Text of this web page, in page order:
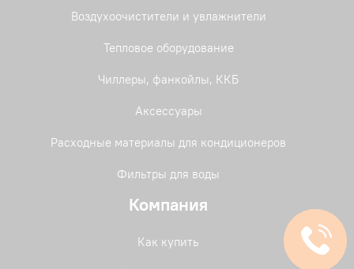
Воздухоочистители и увлажнители
Тепловое оборудование
Чиллеры, фанкойлы, ККБ
Аксессуары
Расходные материалы для кондиционеров
Фильтры для воды
Компания
Как купить